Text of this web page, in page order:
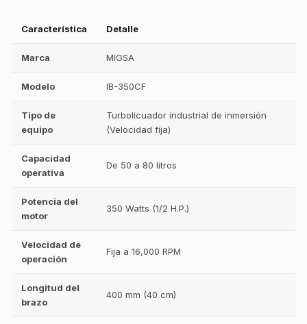
Característica Detalle
Marca MIGSA
Modelo IB-350CF
Tipo de
equipo
Turbolicuador industrial de inmersión
(Velocidad fija)
Capacidad
operativa
De 50 a 80 litros
Potencia del
motor
350 Watts (1/2 H.P.)
Velocidad de
operación
Fija a 16,000 RPM
Longitud del
brazo
400 mm (40 cm)